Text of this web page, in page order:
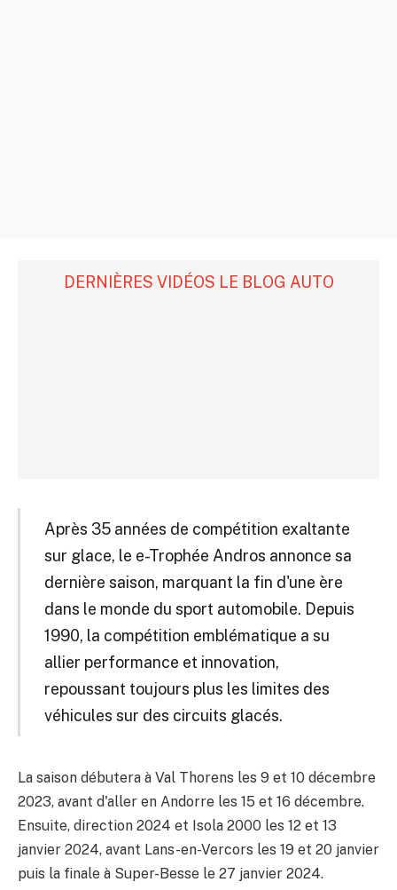
DERNIÈRES VIDÉOS LE BLOG AUTO
Après 35 années de compétition exaltante
sur glace, le e-Trophée Andros annonce sa
dernière saison, marquant la fin d'une ère
dans le monde du sport automobile. Depuis
1990, la compétition emblématique a su
allier performance et innovation,
repoussant toujours plus les limites des
véhicules sur des circuits glacés.
La saison débutera à Val Thorens les 9 et 10 décembre
2023, avant d'aller en Andorre les 15 et 16 décembre.
Ensuite, direction 2024 et Isola 2000 les 12 et 13
janvier 2024, avant Lans-en-Vercors les 19 et 20 janvier
puis la finale à Super-Besse le 27 janvier 2024.